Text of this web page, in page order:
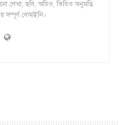
লেখা, ছবি, অডিও, ভিডিও অনুমতি
সম্পূর্ণ বেআইনি।